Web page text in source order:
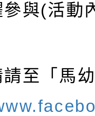
與(活動
至「馬